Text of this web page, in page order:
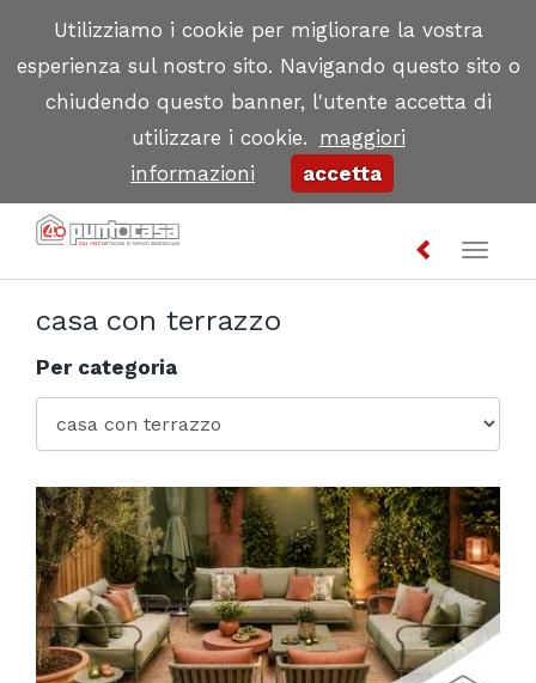
Utilizziamo i cookie per migliorare la vostra
esperienza sul nostro sito. Navigando questo sito o
chiudendo questo banner, l'utente accetta di
utilizzare i cookie. maggiori
informazioni
accetta
Toggle
casa con terrazzo
Per categoria